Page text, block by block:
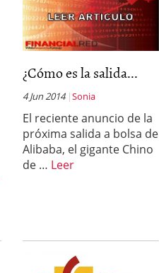
¿Cómo es la salida...
4 Jun 2014 Sonia
El reciente anuncio de la
próxima salida a bolsa de
Alibaba, el gigante Chino
de … Leer